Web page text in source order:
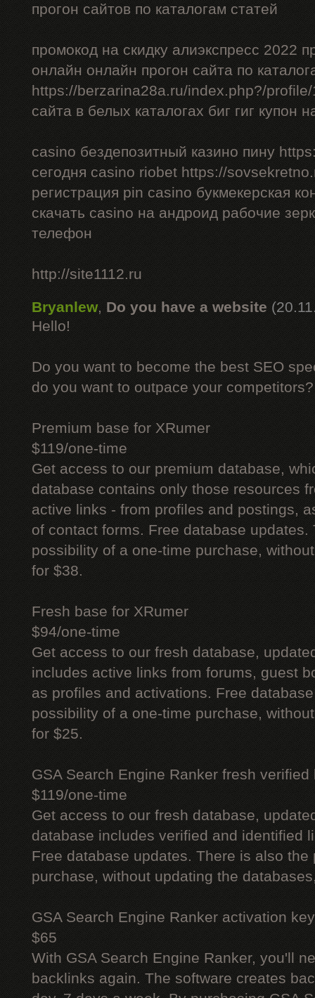
прогон сайтов по каталогам статей
промокод на скидку алиэкспресс 2022
онлайн онлайн прогон сайта по
https://berzarina28a.ru/index.php?/
сайта в белых каталогах биг гиг купон
casino бездепозитный казино пину
сегодня casino riobet https://
регистрация pin casino букмекерская
скачать casino на андроид рабочие
телефон
http://site1112.ru
Bryanlew, Do you have a website
Hello!
Do you want to become the best SEO
do you want to outpace your competitors?
Premium base for XRumer
$119/one-time
Get access to our premium database,
database contains only those resources
active links - from profiles and postings,
of contact forms. Free database updates.
possibility of a one-time purchase,
for $38.
Fresh base for XRumer
$94/one-time
Get access to our fresh database,
includes active links from forums, guest
as profiles and activations. Free
possibility of a one-time purchase,
for $25.
GSA Search Engine Ranker fresh verified
$119/one-time
Get access to our fresh database,
database includes verified and identified
Free database updates. There is also
purchase, without updating the
GSA Search Engine Ranker activation key
$65
With GSA Search Engine Ranker, you'll
backlinks again. The software creates